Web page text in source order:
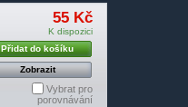
55 Kč
K dispozici
Přidat do košíku
Zobrazit
Vybrat pro
porovnávání